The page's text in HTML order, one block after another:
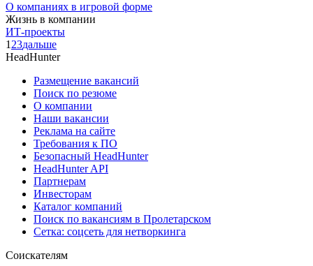
О компаниях в игровой форме
Жизнь в компании
ИТ-проекты
1 23дальше
HeadHunter
Размещение вакансий
Поиск по резюме
О компании
Наши вакансии
Реклама на сайте
Требования к ПО
Безопасный HeadHunter
HeadHunter API
Партнерам
Инвесторам
Каталог компаний
Поиск по вакансиям в Пролетарском
Сетка: соцсеть для нетворкинга
Соискателям